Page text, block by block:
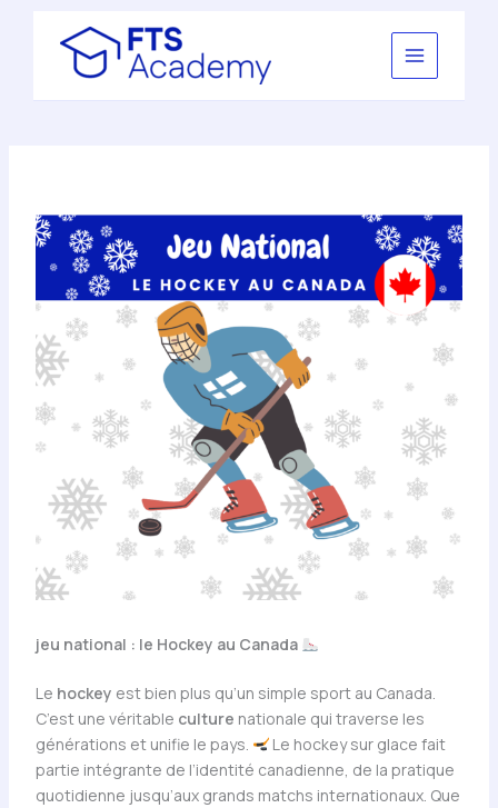
jeu national : le Hockey au Canada
Le hockey est bien plus qu’un simple sport au Canada.
C’est une véritable culture nationale qui traverse les
générations et unifie le pays.
Le hockey sur glace fait
partie intégrante de l’identité canadienne, de la pratique
quotidienne jusqu’aux grands matchs internationaux. Que